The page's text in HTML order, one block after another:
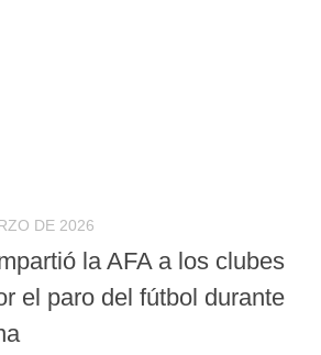
DE 2026
la AFA a los clubes
el paro del fútbol durante